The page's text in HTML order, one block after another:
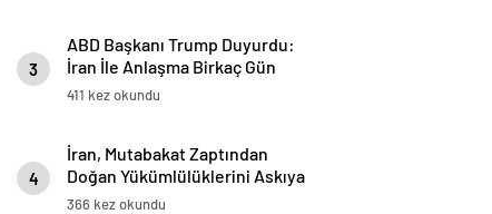
3
ABD Başkanı Trump Duyurdu:
İran İle Anlaşma Birkaç Gün
İçinde İmzalanacak
411 kez okundu
4
İran, Mutabakat Zaptından
Doğan Yükümlülüklerini Askıya
Aldı
366 kez okundu